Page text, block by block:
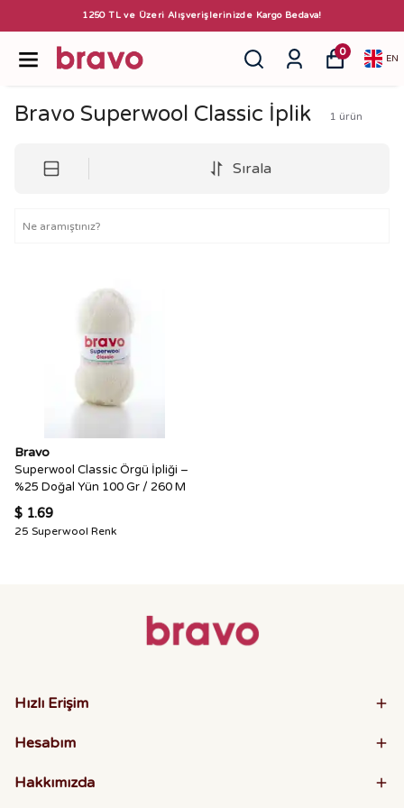
1250 TL ve Üzeri Alışverişlerinizde Kargo Bedava!
0
EN
Bravo Superwool Classic İplik 1 ürün
Sırala
Bravo
Superwool Classic Örgü İpliği –
%25 Doğal Yün 100 Gr / 260 M
$ 1.69
25 Superwool Renk
Hızlı Erişim
Hesabım
Hakkımızda